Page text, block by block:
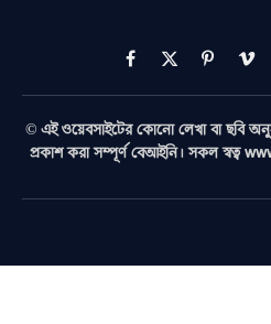
Facebook
X
(Twitter)
Pinterest
© এই ওয়েবসাইটের কোনো লেখা বা ছবি
প্রকাশ করা সম্পূর্ণ বেআইনি। সকল স্বত্ব